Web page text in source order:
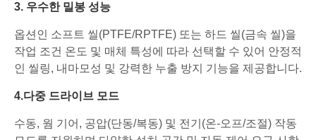
3. 우수한 밀봉 성능
옵션인 소프트 씰(PTFE/RPTFE) 또는 하드 씰(금속 씰)을
작업 조건 온도 및 매체 특성에 따라 선택할 수 있어 안정적
인 씰링, 내마모성 및 강력한 누출 방지 기능을 제공합니다.
4.다중 드라이브 모드
수동, 웜 기어, 공압(단동/복동) 및 전기(온-오프/조절) 작동